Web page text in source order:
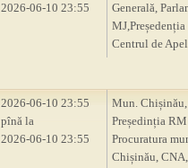
2026-06-10 23:55
Generală,
Centrul de Apel
2026-06-10 23:55
pînă la
2026-06-10 23:55
Mun. Chișinău,
Președinția
Procuratura
Chișinău, CNA,